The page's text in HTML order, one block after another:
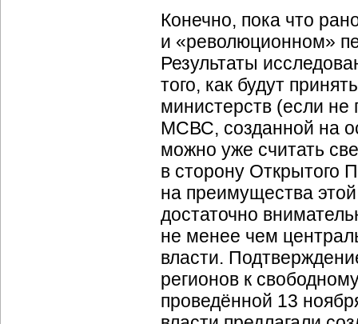
Конечно, пока что
и «революционном»
Результаты
того, как будут
министерств (если
МСВС, созданной на
можно уже считать
в сторону Открытого
на преимущества этой
достаточно
не менее чем
власти.
регионов к
проведённой 13